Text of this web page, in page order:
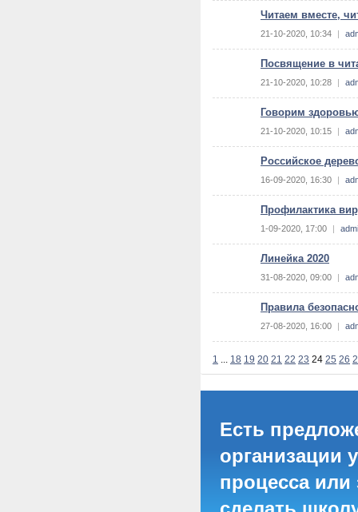
Читаем вместе,
21-10-2020, 10:34 |
Посвящение в
21-10-2020, 10:28 |
Говорим
21-10-2020, 10:15 |
Российское
16-09-2020, 16:30 |
Профилактика
1-09-2020, 17:00 |
Линейка 2020
31-08-2020, 09:00 |
Правила
27-08-2020, 16:00 |
1 ... 18 19 20 21 22 23 24 25 26
Есть
организации
процесса или